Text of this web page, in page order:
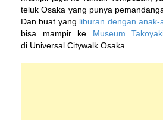
teluk Osaka yang punya
Dan buat yang liburan dengan anak-
bisa mampir ke Museum
di Universal Citywalk Osaka.